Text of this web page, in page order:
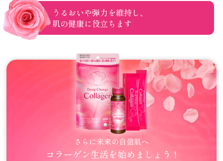
うるおいや弾力を維持し、
肌の健康に役立ちます
さらに未来の自信肌へ
コラーゲン生活を始めましょう !